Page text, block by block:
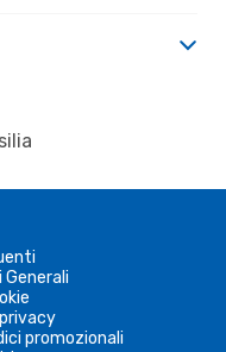
Generali
promozionali